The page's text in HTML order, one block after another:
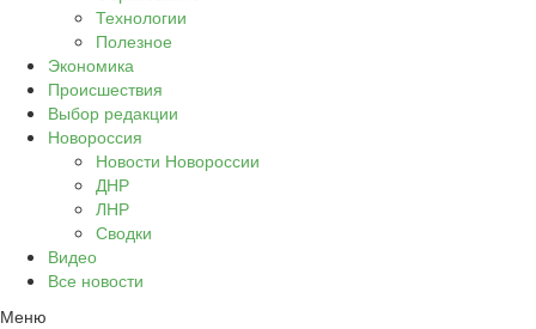
Технологии
Полезное
Экономика
Происшествия
Выбор редакции
Новороссия
Новости Новороссии
ДНР
ЛНР
Сводки
Видео
Все новости
Меню